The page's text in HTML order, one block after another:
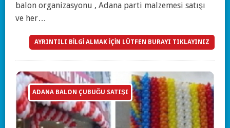
balon organizasyonu , Adana parti malzemesi satışı
ve her…
AYRINTILI BİLGİ ALMAK İÇİN LÜTFEN BURAYI TIKLAYINIZ
ADANA BALON ÇUBUĞU SATIŞI